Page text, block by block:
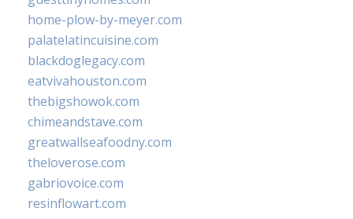
home-plow-by-meyer.com
palatelatincuisine.com
blackdoglegacy.com
eatvivahouston.com
thebigshowok.com
chimeandstave.com
greatwallseafoodny.com
theloverose.com
gabriovoice.com
resinflowart.com